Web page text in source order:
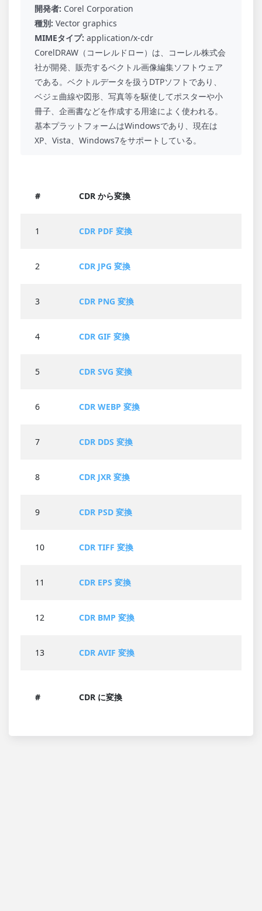
開発者: Corel Corporation
種別: Vector graphics
MIMEタイプ: application/x-cdr
CorelDRAW（コーレルドロー）は、コーレル株式会
社が開発、販売するベクトル画像編集ソフトウェア
である。ベクトルデータを扱うDTPソフトであり、
ベジェ曲線や図形、写真等を駆使してポスターや小
冊子、企画書などを作成する用途によく使われる。
基本プラットフォームはWindowsであり、現在は
XP、Vista、Windows7をサポートしている。
# CDR から変換
1 CDR PDF 変換
2 CDR JPG 変換
3 CDR PNG 変換
4 CDR GIF 変換
5 CDR SVG 変換
6 CDR WEBP 変換
7 CDR DDS 変換
8 CDR JXR 変換
9 CDR PSD 変換
10 CDR TIFF 変換
11 CDR EPS 変換
12 CDR BMP 変換
13 CDR AVIF 変換
# CDR に変換